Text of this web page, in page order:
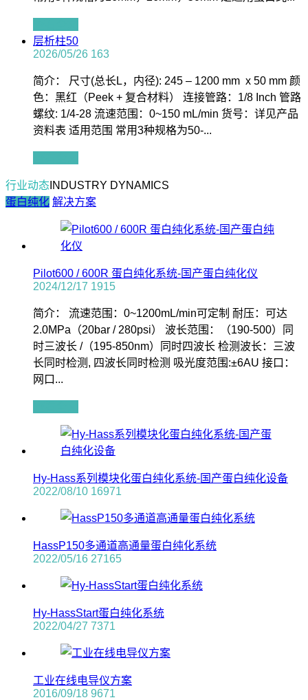
层析柱50
2026/05/26 163
简介： 尺寸(总长L，内径): 245 – 1200 mm x 50 mm 颜
色：黑红（Peek + 复合材料） 连接管路：1/8 Inch 管路
螺纹: 1/4-28 流速范围：0~150 mL/min 货号：详见产品
资料表 适用范围 常用3种规格为50-...
行业动态 INDUSTRY DYNAMICS
蛋白纯化 解决方案
Pilot600 / 600R 蛋白纯化系统-国产蛋白纯化仪
2024/12/17 1915
简介： 流速范围：0~1200mL/min可定制 耐压：可达
2.0MPa（20bar / 280psi） 波长范围：（190-500）同
时三波长 /（195-850nm）同时四波长 检测波长：三波
长同时检测, 四波长同时检测 吸光度范围:±6AU 接口：
网口...
Hy-Hass系列模块化蛋白纯化系统-国产蛋白纯化设备
2022/08/10 16971
HassP150多通道高通量蛋白纯化系统
2022/05/16 27165
Hy-HassStart蛋白纯化系统
2022/04/27 7371
工业在线电导仪方案
2016/09/18 9671